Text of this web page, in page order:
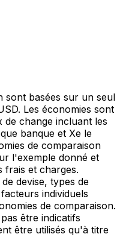
sont basées sur un seul
Les économies sont
change incluant les
banque et Xe le
de comparaison
l'exemple donné et
frais et charges.
devise, types de
individuels
de comparaison.
être indicatifs
être utilisés qu'à titre